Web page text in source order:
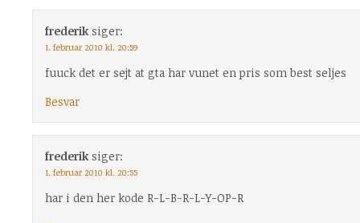
frederik siger:
1. februar 2010 kl. 20:59
fuuck det er sejt at gta har vunet en pris som best seljes
Besvar
frederik siger:
1. februar 2010 kl. 20:55
har i den her kode R-L-B-R-L-Y-OP-R